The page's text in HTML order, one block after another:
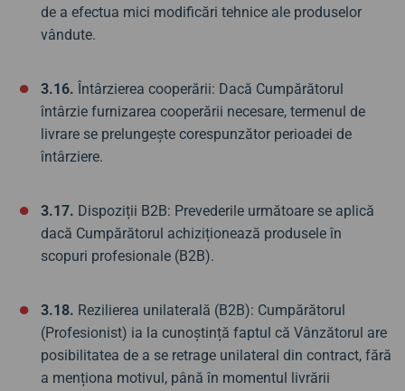
de a efectua mici modificări tehnice ale produselor
vândute.
3.16. Întârzierea cooperării: Dacă Cumpărătorul
întârzie furnizarea cooperării necesare, termenul de
livrare se prelungește corespunzător perioadei de
întârziere.
3.17. Dispoziții B2B: Prevederile următoare se aplică
dacă Cumpărătorul achiziționează produsele în
scopuri profesionale (B2B).
3.18. Rezilierea unilaterală (B2B): Cumpărătorul
(Profesionist) ia la cunoștință faptul că Vânzătorul are
posibilitatea de a se retrage unilateral din contract, fără
a menționa motivul, până în momentul livrării